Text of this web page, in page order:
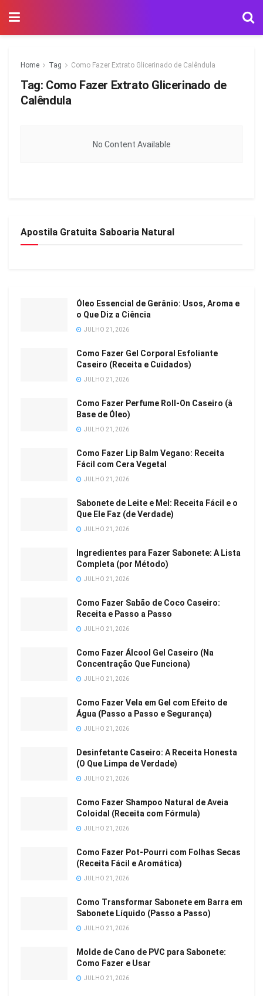
Home Tag Como Fazer Extrato Glicerinado de Calêndula
Tag: Como Fazer Extrato Glicerinado de
Calêndula
No Content Available
Apostila Gratuita Saboaria Natural
Óleo Essencial de Gerânio: Usos, Aroma e
o Que Diz a Ciência
JULHO 21, 2026
Como Fazer Gel Corporal Esfoliante
Caseiro (Receita e Cuidados)
JULHO 21, 2026
Como Fazer Perfume Roll-On Caseiro (à
Base de Óleo)
JULHO 21, 2026
Como Fazer Lip Balm Vegano: Receita
Fácil com Cera Vegetal
JULHO 21, 2026
Sabonete de Leite e Mel: Receita Fácil e o
Que Ele Faz (de Verdade)
JULHO 21, 2026
Ingredientes para Fazer Sabonete: A Lista
Completa (por Método)
JULHO 21, 2026
Como Fazer Sabão de Coco Caseiro:
Receita e Passo a Passo
JULHO 21, 2026
Como Fazer Álcool Gel Caseiro (Na
Concentração Que Funciona)
JULHO 21, 2026
Como Fazer Vela em Gel com Efeito de
Água (Passo a Passo e Segurança)
JULHO 21, 2026
Desinfetante Caseiro: A Receita Honesta
(O Que Limpa de Verdade)
JULHO 21, 2026
Como Fazer Shampoo Natural de Aveia
Coloidal (Receita com Fórmula)
JULHO 21, 2026
Como Fazer Pot-Pourri com Folhas Secas
(Receita Fácil e Aromática)
JULHO 21, 2026
Como Transformar Sabonete em Barra em
Sabonete Líquido (Passo a Passo)
JULHO 21, 2026
Molde de Cano de PVC para Sabonete:
Como Fazer e Usar
JULHO 21, 2026